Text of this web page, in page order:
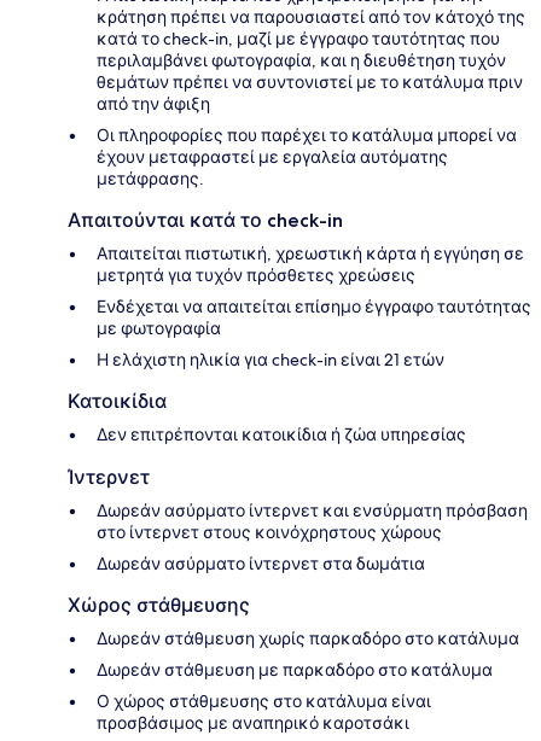
κράτηση πρέπει να παρουσιαστεί από τον κάτοχό της
κατά το check-in, μαζί με έγγραφο ταυτότητας που
περιλαμβάνει φωτογραφία, και η διευθέτηση τυχόν
θεμάτων πρέπει να συντονιστεί με το κατάλυμα πριν
από την άφιξη
Οι πληροφορίες που παρέχει το κατάλυμα μπορεί να
έχουν μεταφραστεί με εργαλεία αυτόματης
μετάφρασης.
Απαιτούνται κατά το check-in
Απαιτείται πιστωτική, χρεωστική κάρτα ή εγγύηση σε
μετρητά για τυχόν πρόσθετες χρεώσεις
Ενδέχεται να απαιτείται επίσημο έγγραφο ταυτότητας
με φωτογραφία
Η ελάχιστη ηλικία για check-in είναι 21 ετών
Κατοικίδια
Δεν επιτρέπονται κατοικίδια ή ζώα υπηρεσίας
Ίντερνετ
Δωρεάν ασύρματο ίντερνετ και ενσύρματη πρόσβαση
στο ίντερνετ στους κοινόχρηστους χώρους
Δωρεάν ασύρματο ίντερνετ στα δωμάτια
Χώρος στάθμευσης
Δωρεάν στάθμευση χωρίς παρκαδόρο στο κατάλυμα
Δωρεάν στάθμευση με παρκαδόρο στο κατάλυμα
Ο χώρος στάθμευσης στο κατάλυμα είναι
προσβάσιμος με αναπηρικό καροτσάκι